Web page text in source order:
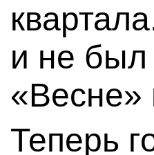
и не был
«Весне»
Теперь